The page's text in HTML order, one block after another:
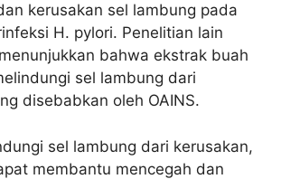
kerusakan sel lambung pada
H. pylori. Penelitian lain
bahwa ekstrak buah
sel lambung dari
disebabkan oleh OAINS.
sel lambung dari kerusakan,
membantu mencegah dan